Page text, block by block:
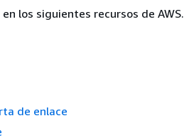
los siguientes recursos de AWS.
de enlace